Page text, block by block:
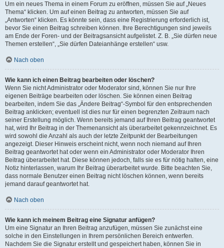
Um ein neues Thema in einem Forum zu eröffnen, müssen Sie auf „Neues
Thema“ klicken. Um auf einen Beitrag zu antworten, müssen Sie auf
„Antworten“ klicken. Es könnte sein, dass eine Registrierung erforderlich ist,
bevor Sie einen Beitrag schreiben können. Ihre Berechtigungen sind jeweils
am Ende der Foren- und der Beitragsansicht aufgelistet. Z. B. „Sie dürfen neue
Themen erstellen“, „Sie dürfen Dateianhänge erstellen“ usw.
Nach oben
Wie kann ich einen Beitrag bearbeiten oder löschen?
Wenn Sie nicht Administrator oder Moderator sind, können Sie nur Ihre
eigenen Beiträge bearbeiten oder löschen. Sie können einen Beitrag
bearbeiten, indem Sie das „Ändere Beitrag“-Symbol für den entsprechenden
Beitrag anklicken; eventuell ist dies nur für einen begrenzten Zeitraum nach
seiner Erstellung möglich. Wenn bereits jemand auf Ihren Beitrag geantwortet
hat, wird Ihr Beitrag in der Themenansicht als überarbeitet gekennzeichnet. Es
wird sowohl die Anzahl als auch der letzte Zeitpunkt der Bearbeitungen
angezeigt. Dieser Hinweis erscheint nicht, wenn noch niemand auf Ihren
Beitrag geantwortet hat oder wenn ein Administrator oder Moderator Ihren
Beitrag überarbeitet hat. Diese können jedoch, falls sie es für nötig halten, eine
Notiz hinterlassen, warum Ihr Beitrag überarbeitet wurde. Bitte beachten Sie,
dass normale Benutzer einen Beitrag nicht löschen können, wenn bereits
jemand darauf geantwortet hat.
Nach oben
Wie kann ich meinem Beitrag eine Signatur anfügen?
Um eine Signatur an Ihren Beitrag anzufügen, müssen Sie zunächst eine
solche in den Einstellungen in Ihrem persönlichen Bereich entwerfen.
Nachdem Sie die Signatur erstellt und gespeichert haben, können Sie in